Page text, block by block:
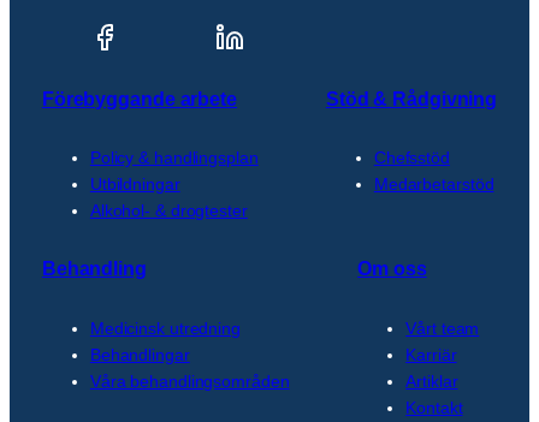
Förebyggande arbete
Policy & handlingsplan
Utbildningar
Alkohol- & drogtester
Stöd & Rådgivning
Chefsstöd
Medarbetarstöd
Behandling
Medicinsk utredning
Behandlingar
Våra behandlingsområden
Om oss
Vårt team
Karriär
Artiklar
Kontakt